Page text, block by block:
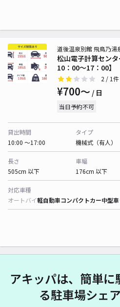
松山電子計算セン
10：00～17：00】
道後温泉別館 飛鳥乃湯
2 / 1件
¥700〜 / 日
当日予約不可
貸出時間
10:00 〜17:00
タイプ
機械式（有人）
長さ
505cm 以下
車幅
176cm 以下
対応車種
オートバイ軽自動車コンパクトカー中型車
アキッパは、簡単
る駐車場シェ